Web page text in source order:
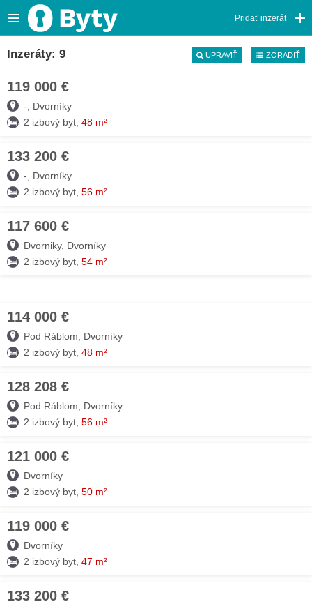
Pridať inzerát
Inzeráty: 9 UPRAVIŤ ZORADIŤ
119 000 €
-, Dvorníky
2 izbový byt, 48 m²
133 200 €
-, Dvorníky
2 izbový byt, 56 m²
117 600 €
Dvorniky, Dvorníky
2 izbový byt, 54 m²
114 000 €
Pod Ráblom, Dvorníky
2 izbový byt, 48 m²
128 208 €
Pod Ráblom, Dvorníky
2 izbový byt, 56 m²
121 000 €
Dvorníky
2 izbový byt, 50 m²
119 000 €
Dvorníky
2 izbový byt, 47 m²
133 200 €